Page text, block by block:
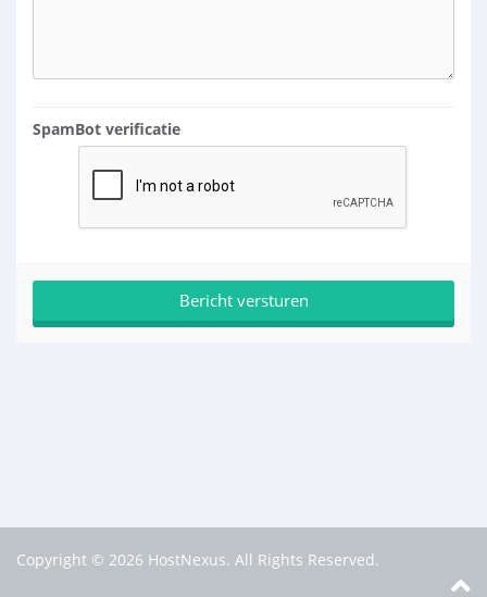
SpamBot verificatie
Copyright © 2026 HostNexus. All Rights Reserved.